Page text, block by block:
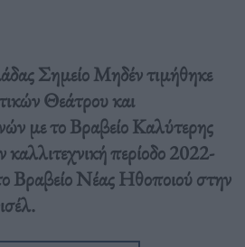
Σημείο Μηδέν τιμήθηκε
Θεάτρου και
με το Βραβείο Καλύτερης
περίοδο 2022-
Βραβείο Νέας Ηθοποιού στην